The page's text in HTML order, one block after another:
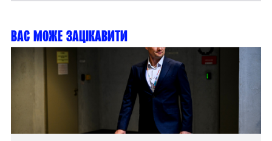
Вас може зацікавити